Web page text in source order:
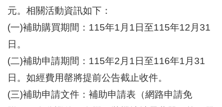
化
資
產
臺
北
市
區
里
元。相關活動資訊如下：
(一)補助購買期間：115年1月1日至115年12月31
日。
(二)補助申請期間：115年2月1日至116年1月31
日。如經費用罄將提前公告截止收件。
(三)補助申請文件：補助申請表（網路申請免